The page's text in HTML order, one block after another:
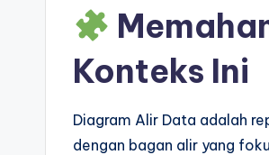
ft
wKonteks Ini
Diagram Alir Data adalah
dengan bagan alir yang